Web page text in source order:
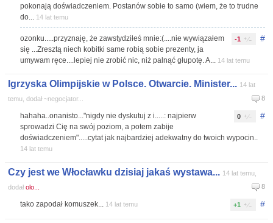
pokonają doświadczeniem. Postanów sobie to samo (wiem, że to trudne
do... 14 lat temu
#
-1
ozonku.....przyznaję, że zawstydziłeś mnie:(....nie wywiązałem
się ...Zresztą niech kobitki same robią sobie prezenty, ja
umywam ręce....lepiej nie zrobić nic, niż palnąć głupotę. A... 14 lat temu
Igrzyska Olimpijskie w Polsce. Otwarcie. Minister... 14 lat
temu, dodał ~negocjator...
8
#
0
hahaha..onanisto..."nigdy nie dyskutuj z i.....: najpierw
sprowadzi Cię na swój poziom, a potem zabije
doświadczeniem".....cytat jak najbardziej adekwatny do twoich wypocin..
14 lat temu
Czy jest we Włocławku dzisiaj jakaś wystawa... 14 lat temu,
dodał olo... 8
#
+1
tako zapodał komuszek... 14 lat temu